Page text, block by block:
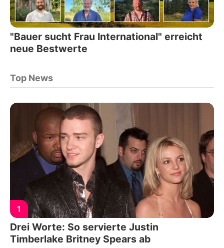
"Bauer sucht Frau International" erreicht
neue Bestwerte
Top News
1
Drei Worte: So servierte Justin
Timberlake Britney Spears ab